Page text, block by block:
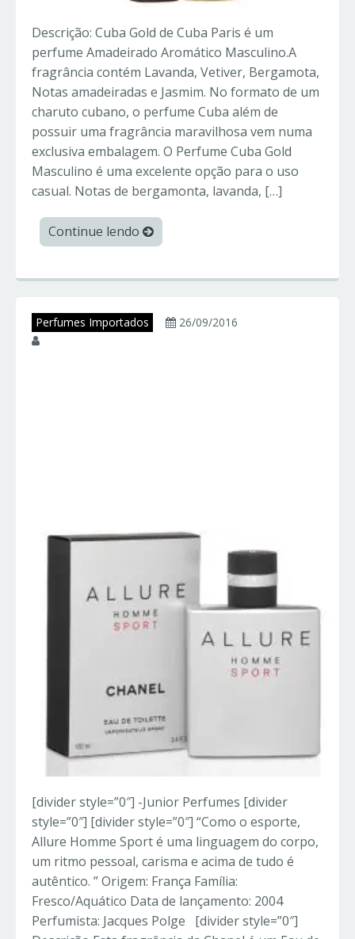
Descrição: Cuba Gold de Cuba Paris é um
perfume Amadeirado Aromático Masculino.A
fragrância contém Lavanda, Vetiver, Bergamota,
Notas amadeiradas e Jasmim. No formato de um
charuto cubano, o perfume Cuba além de
possuir uma fragrância maravilhosa vem numa
exclusiva embalagem. O Perfume Cuba Gold
Masculino é uma excelente opção para o uso
casual. Notas de bergamonta, lavanda, […]
Continue lendo
Perfumes Importados
26/09/2016
[divider style=”0″] -Junior Perfumes [divider
style=”0″] [divider style=”0″] “Como o esporte,
Allure Homme Sport é uma linguagem do corpo,
um ritmo pessoal, carisma e acima de tudo é
autêntico. ” Origem: França Família:
Fresco/Aquático Data de lançamento: 2004
Perfumista: Jacques Polge [divider style=”0″]